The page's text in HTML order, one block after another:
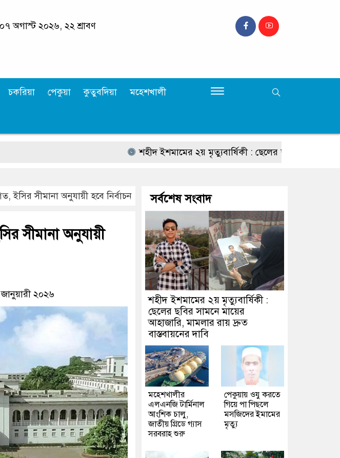
অগাস্ট ২০২৬, ২২ শ্রাবণ
চকরিয়া পেকুয়া কুতুবদিয়া মহেশখালী
শহীদ ইশমামের ২য় মৃত্যুবার্ষিকী : ছেলের ছবির সামনে মায়ের
ইসির সীমানা অনুযায়ী হবে নির্বাচন
সীমানা অনুযায়ী
২০২৬
সর্বশেষ সংবাদ
শহীদ ইশমামের ২য় মৃত্যুবার্ষিকী :
ছেলের ছবির সামনে মায়ের
আহাজারি, মামলার রায় দ্রুত
বাস্তবায়নের দাবি
মহেশখালীর
এলএনজি টার্মিনাল
আংশিক চালু,
জাতীয় গ্রিডে গ্যাস
সরবরাহ শুরু
পেকুয়ায় ওযু করতে
গিয়ে পা পিছলে
মসজিদের ইমামের
মৃত্যু